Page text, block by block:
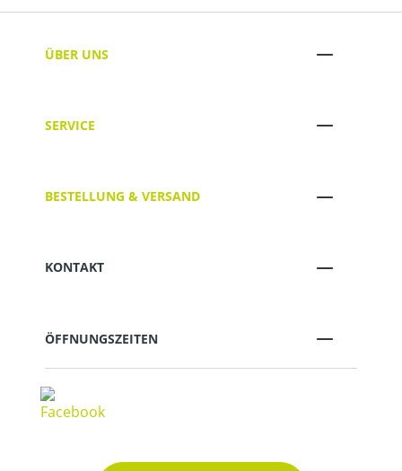
ÜBER UNS
SERVICE
BESTELLUNG & VERSAND
KONTAKT
ÖFFNUNGSZEITEN